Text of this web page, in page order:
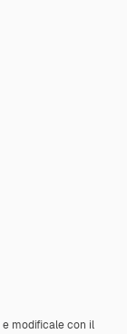
e modificale con il